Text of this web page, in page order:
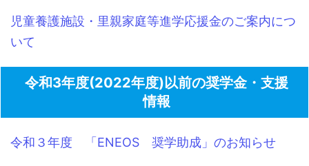
児童養護施設・里親家庭等進学応援金のご案内につ
いて
令和3年度(2022年度)以前の奨学金・支援
情報
令和３年度 「ENEOS 奨学助成」のお知らせ